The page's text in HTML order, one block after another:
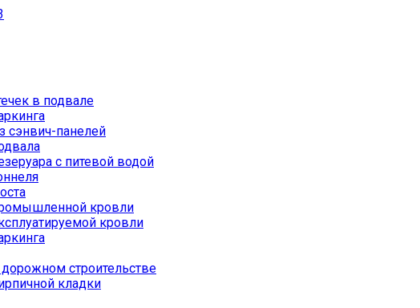
в подвале
сэнвич-панелей
с питевой водой
кровли
кровли
строительстве
кладки